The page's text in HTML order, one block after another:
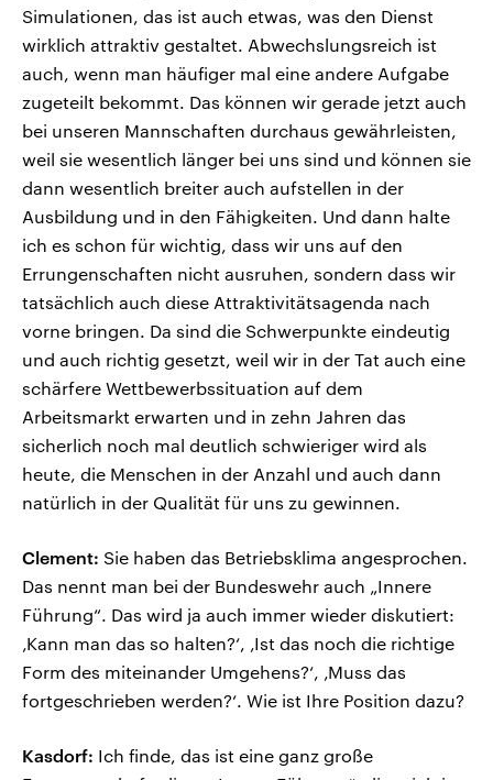
Simulationen, das ist auch etwas, was den Dienst
wirklich attraktiv gestaltet. Abwechslungsreich ist
auch, wenn man häufiger mal eine andere Aufgabe
zugeteilt bekommt. Das können wir gerade jetzt auch
bei unseren Mannschaften durchaus gewährleisten,
weil sie wesentlich länger bei uns sind und können sie
dann wesentlich breiter auch aufstellen in der
Ausbildung und in den Fähigkeiten. Und dann halte
ich es schon für wichtig, dass wir uns auf den
Errungenschaften nicht ausruhen, sondern dass wir
tatsächlich auch diese Attraktivitätsagenda nach
vorne bringen. Da sind die Schwerpunkte eindeutig
und auch richtig gesetzt, weil wir in der Tat auch eine
schärfere Wettbewerbssituation auf dem
Arbeitsmarkt erwarten und in zehn Jahren das
sicherlich noch mal deutlich schwieriger wird als
heute, die Menschen in der Anzahl und auch dann
natürlich in der Qualität für uns zu gewinnen.
Clement: Sie haben das Betriebsklima angesprochen.
Das nennt man bei der Bundeswehr auch „Innere
Führung“. Das wird ja auch immer wieder diskutiert:
‚Kann man das so halten?‘, ‚Ist das noch die richtige
Form des miteinander Umgehens?‘, ‚Muss das
fortgeschrieben werden?‘. Wie ist Ihre Position dazu?
Kasdorf: Ich finde, das ist eine ganz große